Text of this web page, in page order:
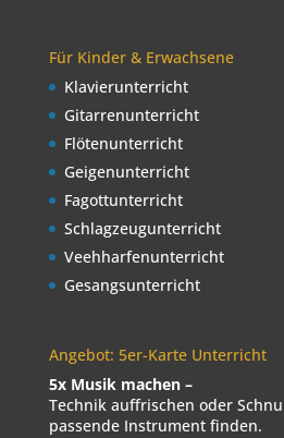
Für Kinder & Erwachsene
Klavierunterricht
Gitarrenunterricht
Flötenunterricht
Geigenunterricht
Fagottunterricht
Schlagzeugunterricht
Veehharfenunterricht
Gesangsunterricht
Angebot: 5er-Karte Unterricht
5x Musik machen –
Technik auffrischen oder
passende Instrument finden.